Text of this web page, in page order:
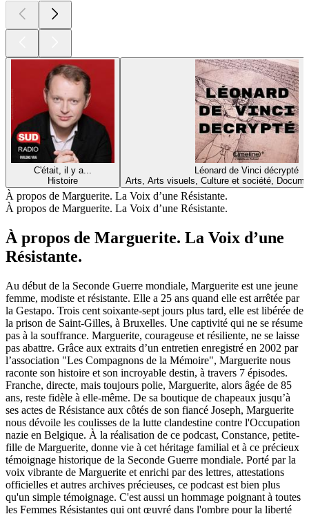
C'était, il y a...
Histoire
Léonard de Vinci décrypté
Arts, Arts visuels, Culture et société,
À propos de Marguerite. La Voix d’une Résistante.
À propos de Marguerite. La Voix d’une Résistante.
À propos de Marguerite. La Voix d’une
Résistante.
Au début de la Seconde Guerre mondiale, Marguerite est une jeune
femme, modiste et résistante. Elle a 25 ans quand elle est arrêtée par
la Gestapo. Trois cent soixante-sept jours plus tard, elle est libérée de
la prison de Saint-Gilles, à Bruxelles. Une captivité qui ne se résume
pas à la souffrance. Marguerite, courageuse et résiliente, ne se laisse
pas abattre. Grâce aux extraits d’un entretien enregistré en 2002 par
l’association "Les Compagnons de la Mémoire", Marguerite nous
raconte son histoire et son incroyable destin, à travers 7 épisodes.
Franche, directe, mais toujours polie, Marguerite, alors âgée de 85
ans, reste fidèle à elle-même. De sa boutique de chapeaux jusqu’à
ses actes de Résistance aux côtés de son fiancé Joseph, Marguerite
nous dévoile les coulisses de la lutte clandestine contre l'Occupation
nazie en Belgique. À la réalisation de ce podcast, Constance, petite-
fille de Marguerite, donne vie à cet héritage familial et à ce précieux
témoignage historique de la Seconde Guerre mondiale. Porté par la
voix vibrante de Marguerite et enrichi par des lettres, attestations
officielles et autres archives précieuses, ce podcast est bien plus
qu'un simple témoignage. C'est aussi un hommage poignant à toutes
les Femmes Résistantes qui ont œuvré dans l'ombre pour la liberté